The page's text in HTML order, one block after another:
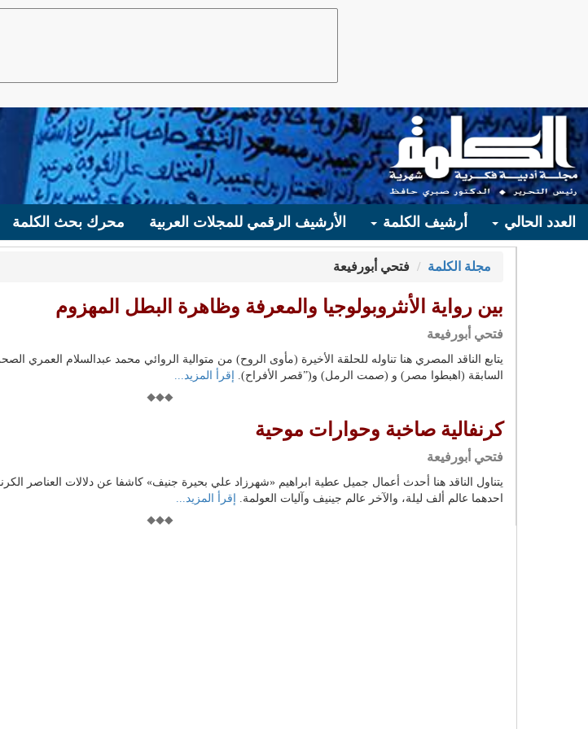
العدد الحالي أرشيف الكلمة الأرشيف الرقمي للمجلات العربية محرك بحث الكلمة
مجلة الكلمة فتحي أبورفيعة
بين رواية الأنثروبولوجيا والمعرفة وظاهرة البطل المهزوم
فتحي أبورفيعة
يتابع الناقد المصري هنا تناوله للحلقة الأخيرة (مأوى الروح) من متوالية الروائي محمد عبدالسلام العمري
السابقة (اهبطوا مصر) و (صمت الرمل) و(”قصر الأفراح).
إقرأ المزيد...
كرنفالية صاخبة وحوارات موحية
فتحي أبورفيعة
يتناول الناقد هنا أحدث أعمال جميل عطية ابراهيم «شهرزاد علي بحيرة جنيف» كاشفا عن دلالات العناصر
احدهما عالم ألف ليلة، والآخر عالم جينيف وآليات العولمة.
إقرأ المزيد...